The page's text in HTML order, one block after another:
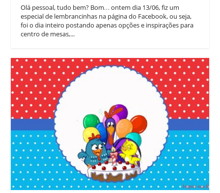
Olá pessoal, tudo bem? Bom… ontem dia 13/06, fiz um
especial de lembrancinhas na página do Facebook, ou seja,
foi o dia inteiro postando apenas opções e inspirações para
centro de mesas,...